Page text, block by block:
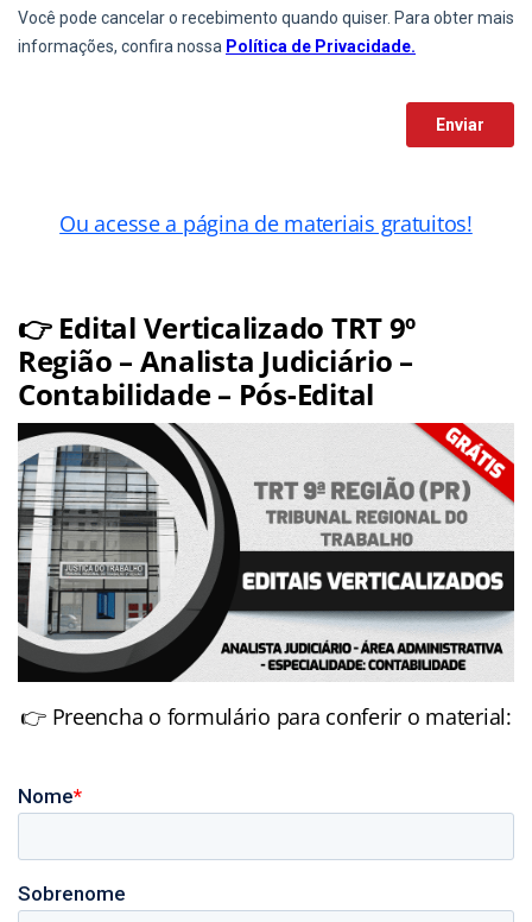
Ou acesse a página de materiais gratuitos!
👉 Edital Verticalizado TRT 9º
Região – Analista Judiciário –
Contabilidade – Pós-Edital
👉 Preencha o formulário para conferir o material: